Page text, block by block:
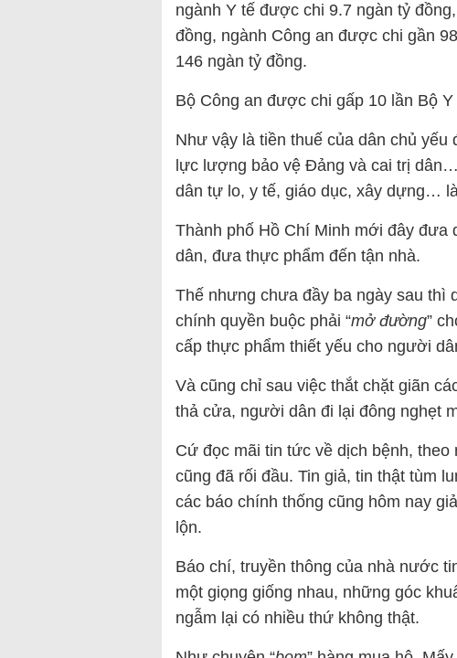
ngành Y tế được chi 9.7 ngàn tỷ
đồng, ngành Công an được chi gần
146 ngàn tỷ đồng.
Bộ Công an được chi gấp 10 lần Bộ
Như vậy là tiền thuế của dân chủ
lực lượng bảo vệ Đảng và cai trị
dân tự lo, y tế, giáo dục, xây dựng…
Thành phố Hồ Chí Minh mới đây đưa
dân, đưa thực phẩm đến tận nhà.
Thế nhưng chưa đầy ba ngày sau thì
chính quyền buộc phải “mở đường”
cấp thực phẩm thiết yếu cho người
Và cũng chỉ sau việc thắt chặt giãn
thả cửa, người dân đi lại đông nghẹt
Cứ đọc mãi tin tức về dịch bệnh,
cũng đã rối đầu. Tin giả, tin thật tùm
các báo chính thống cũng hôm nay
lộn.
Báo chí, truyền thông của nhà nước
một giọng giống nhau, những góc
ngẫm lại có nhiều thứ không thật.